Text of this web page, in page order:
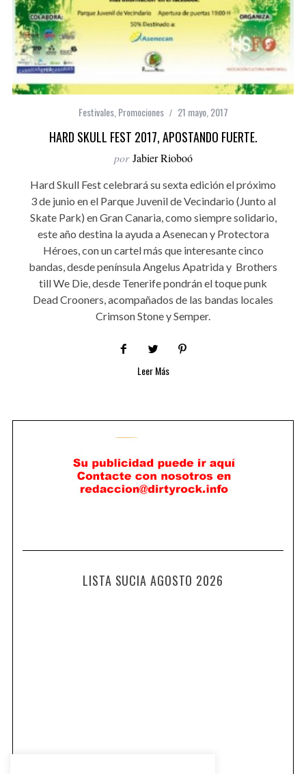
Festivales, Promociones 21 mayo, 2017
HARD SKULL FEST 2017, APOSTANDO FUERTE.
por Jabier Rioboó
Hard Skull Fest celebrará su sexta edición el próximo
3 de junio en el Parque Juvenil de Vecindario (Junto al
Skate Park) en Gran Canaria, como siempre solidario,
este año destina la ayuda a Asenecan y Protectora
Héroes, con un cartel más que interesante cinco
bandas, desde península Angelus Apatrida y Brothers
till We Die, desde Tenerife pondrán el toque punk
Dead Crooners, acompañados de las bandas locales
Crimson Stone y Semper.
Leer Más
LISTA SUCIA AGOSTO 2026